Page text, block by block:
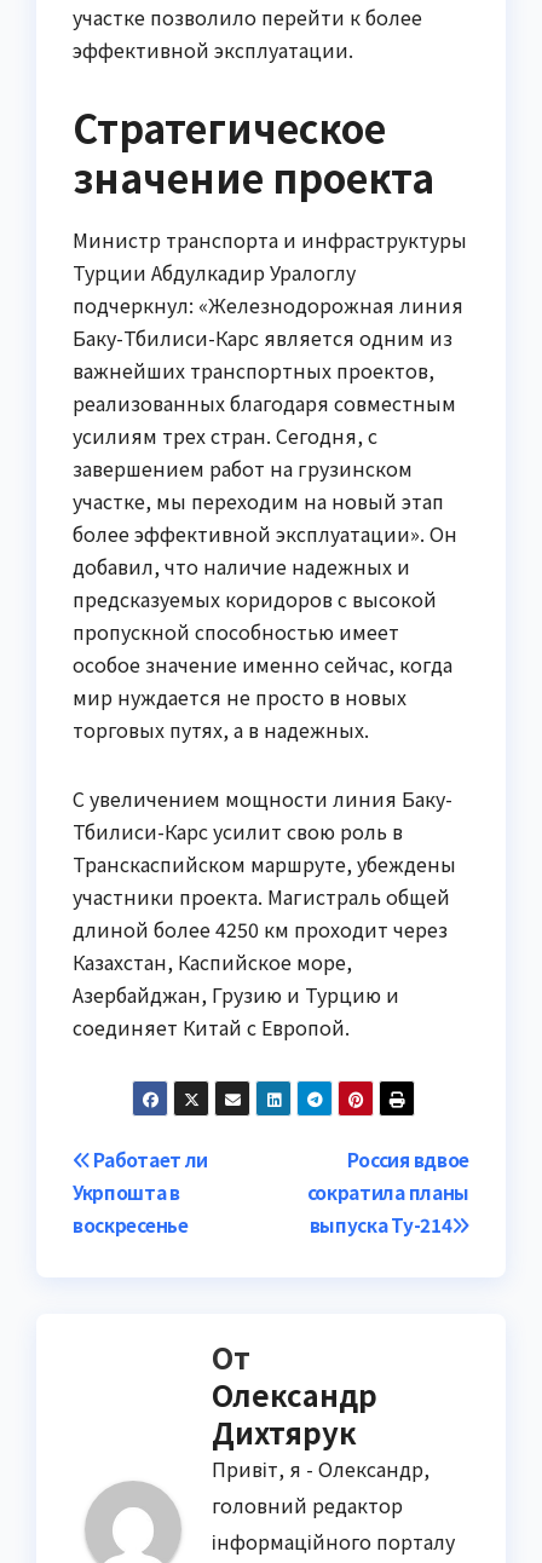
участке позволило перейти к более
эффективной эксплуатации.
Стратегическое
значение проекта
Министр транспорта и инфраструктуры
Турции Абдулкадир Уралоглу
подчеркнул: «Железнодорожная линия
Баку-Тбилиси-Карс является одним из
важнейших транспортных проектов,
реализованных благодаря совместным
усилиям трех стран. Сегодня, с
завершением работ на грузинском
участке, мы переходим на новый этап
более эффективной эксплуатации». Он
добавил, что наличие надежных и
предсказуемых коридоров с высокой
пропускной способностью имеет
особое значение именно сейчас, когда
мир нуждается не просто в новых
торговых путях, а в надежных.
С увеличением мощности линия Баку-
Тбилиси-Карс усилит свою роль в
Транскаспийском маршруте, убеждены
участники проекта. Магистраль общей
длиной более 4250 км проходит через
Казахстан, Каспийское море,
Азербайджан, Грузию и Турцию и
соединяет Китай с Европой.
Навигация
по
Россия вдвое
сократила планы
выпуска Ту-214
Работает ли
Укрпошта в
воскресенье
От
Олександр
Дихтярук
Привіт, я - Олександр,
головний редактор
інформаційного порталу